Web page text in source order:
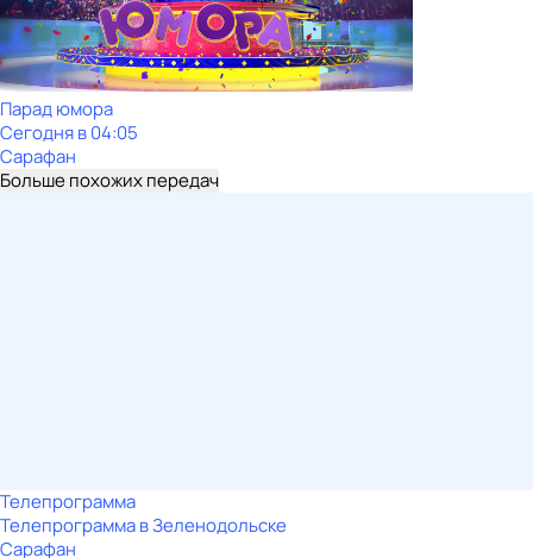
Парад юмора
Сегодня в 04:05
Сарафан
Больше похожих передач
Телепрограмма
Телепрограмма в Зеленодольске
Сарафан